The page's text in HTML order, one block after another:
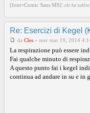
[font=Comic Sans MS] '..chi ha
Re: Esercizi di Kegel
da Cles » mer mar 19, 2014
La respirazione può essere
Fai qualche minuto di
A questo punto fai i kegel
continua ad andare in su e in